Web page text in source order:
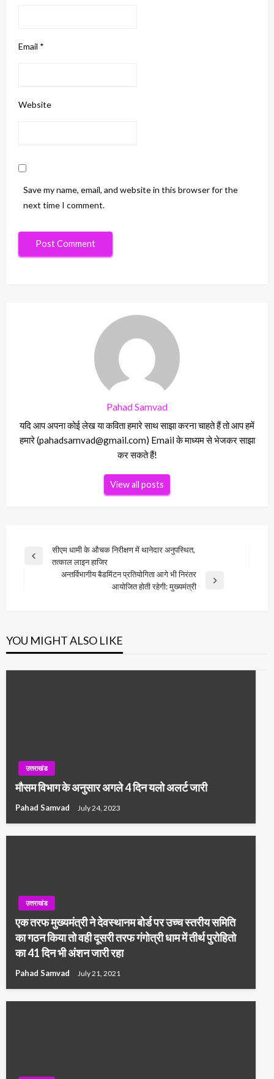
Email *
Website
Save my name, email, and website in this browser for the
next time I comment.
Pahad Samvad
यदि आप अपना कोई लेख या कविता हमारे साथ साझा करना चाहते हैं तो आप हमें
हमारे (pahadsamvad@gmail.com) Email के माध्यम से भेजकर साझा
कर सकते हैं!
View all posts
Post
navigation
Previous
सीएम धामी के औचक निरीक्षण में थानेदार अनुपस्थित,
तत्काल लाइन हाजिर
अन्तर्विभागीय बैडमिंटन प्रतियोगिता आगे भी निरंतर
आयोजित होती रहेगी: मुख्यमंत्री
YOU MIGHT ALSO LIKE
उत्तराखंड
मौसम विभाग के अनुसार अगले 4 दिन यलो अलर्ट जारी
Pahad Samvad July 24, 2023
उत्तराखंड
एक तरफ मुख्यमंत्री ने देवस्थानम बोर्ड पर उच्च स्तरीय समिति
का गठन किया तो वही दूसरी तरफ गंगोत्री धाम में तीर्थ पुरोहितो
का 41 दिन भी अंशन जारी रहा
Pahad Samvad July 21, 2021